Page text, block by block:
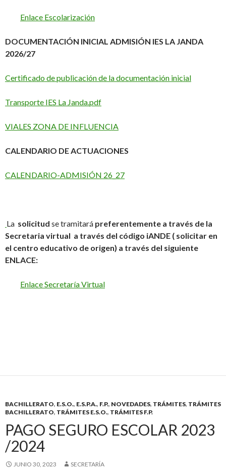
Enlace Escolarización
DOCUMENTACIÓN INICIAL ADMISIÓN IES LA JANDA
2026/27
Certificado de publicación de la documentación inicial
Transporte IES La Janda.pdf
VIALES ZONA DE INFLUENCIA
CALENDARIO DE ACTUACIONES
CALENDARIO-ADMISIÓN 26_27
La solicitud se tramitará preferentemente a través de la
Secretaria virtual a través del código iANDE ( solicitar en
el centro educativo de origen) a través del siguiente
ENLACE:
Enlace Secretaría Virtual
BACHILLERATO, E.S.O., E.S.P.A., F.P., NOVEDADES, TRÁMITES, TRÁMITES
BACHILLERATO, TRÁMITES E.S.O., TRÁMITES F.P.
PAGO SEGURO ESCOLAR 2023
/2024
JUNIO 30, 2023 SECRETARÍA